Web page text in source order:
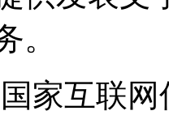
。
家互联